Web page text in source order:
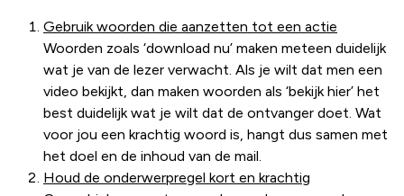
Gebruik woorden die aanzetten tot een actie
Woorden zoals ‘download nu’ maken meteen duidelijk
wat je van de lezer verwacht. Als je wilt dat men een
video bekijkt, dan maken woorden als ‘bekijk hier’ het
best duidelijk wat je wilt dat de ontvanger doet. Wat
voor jou een krachtig woord is, hangt dus samen met
het doel en de inhoud van de mail.
Houd de onderwerpregel kort en krachtig